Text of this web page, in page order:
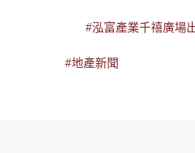
#泓富產業千禧廣場
#地產新聞